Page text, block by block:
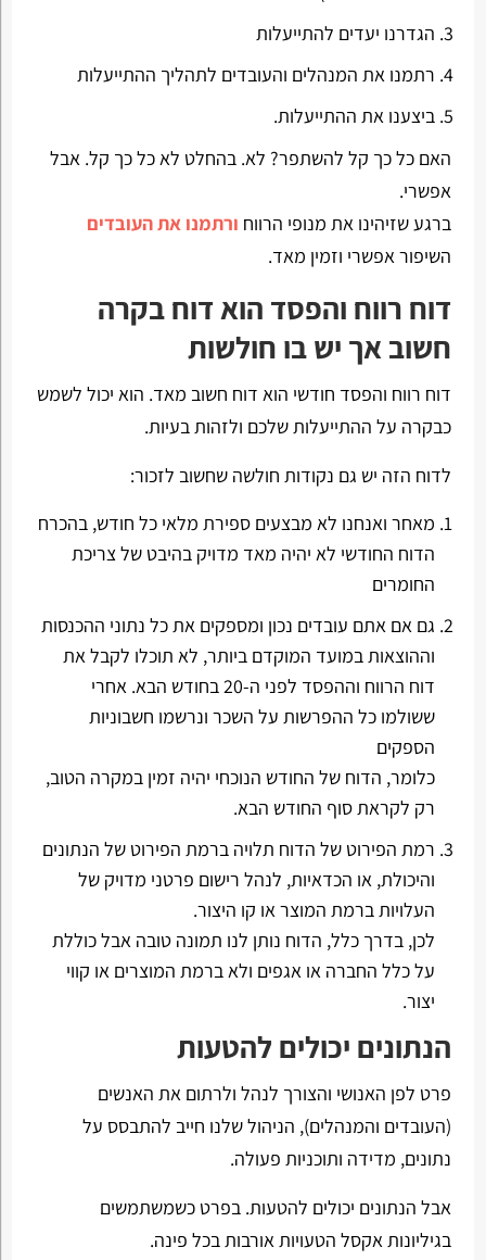
הגדרנו יעדים להתייעלות
רתמנו את המנהלים והעובדים לתהליך ההתייעלות
ביצענו את ההתייעלות.
האם כל כך קל להשתפר? לא. בהחלט לא כל כך קל. אבל
אפשרי.
ברגע שזיהינו את מנופי הרווח ורתמנו את העובדים
השיפור אפשרי וזמין מאד.
דוח רווח והפסד הוא דוח בקרה
חשוב אך יש בו חולשות
דוח רווח והפסד חודשי הוא דוח חשוב מאד. הוא יכול לשמש
כבקרה על ההתייעלות שלכם ולזהות בעיות.
לדוח הזה יש גם נקודות חולשה שחשוב לזכור:
מאחר ואנחנו לא מבצעים ספירת מלאי כל חודש, בהכרח
הדוח החודשי לא יהיה מאד מדויק בהיבט של צריכת
החומרים
גם אם אתם עובדים נכון ומספקים את כל נתוני ההכנסות
וההוצאות במועד המוקדם ביותר, לא תוכלו לקבל את
דוח הרווח וההפסד לפני ה-20 בחודש הבא. אחרי
ששולמו כל ההפרשות על השכר ונרשמו חשבוניות
הספקים
כלומר, הדוח של החודש הנוכחי יהיה זמין במקרה הטוב,
רק לקראת סוף החודש הבא.
רמת הפירוט של הדוח תלויה ברמת הפירוט של הנתונים
והיכולת, או הכדאיות, לנהל רישום פרטני מדויק של
העלויות ברמת המוצר או קו היצור.
לכן, בדרך כלל, הדוח נותן לנו תמונה טובה אבל כוללת
על כלל החברה או אגפים ולא ברמת המוצרים או קווי
יצור.
הנתונים יכולים להטעות
פרט לפן האנושי והצורך לנהל ולרתום את האנשים
(העובדים והמנהלים), הניהול שלנו חייב להתבסס על
נתונים, מדידה ותוכניות פעולה.
אבל הנתונים יכולים להטעות. בפרט כשמשתמשים
בגיליונות אקסל הטעויות אורבות בכל פינה.